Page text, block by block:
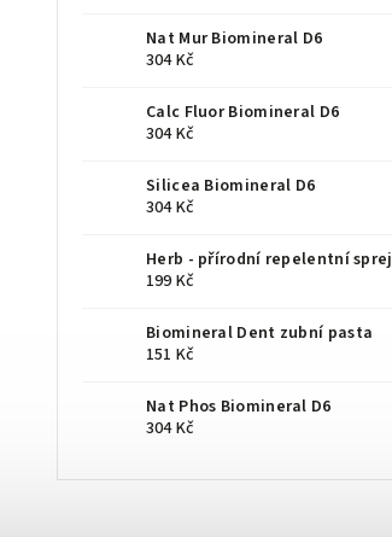
Nat Mur Biomineral D6
304 Kč
Calc Fluor Biomineral D6
304 Kč
Silicea Biomineral D6
304 Kč
Herb - přírodní repelentní sprej
199 Kč
Biomineral Dent zubní pasta
151 Kč
Nat Phos Biomineral D6
304 Kč